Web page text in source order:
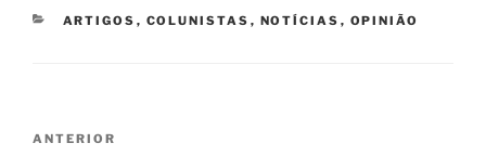
CATEGORIAS
ARTIGOS , COLUNISTAS , NOTÍCIAS , OPINIÃO
Navegação
Post
ANTERIOR